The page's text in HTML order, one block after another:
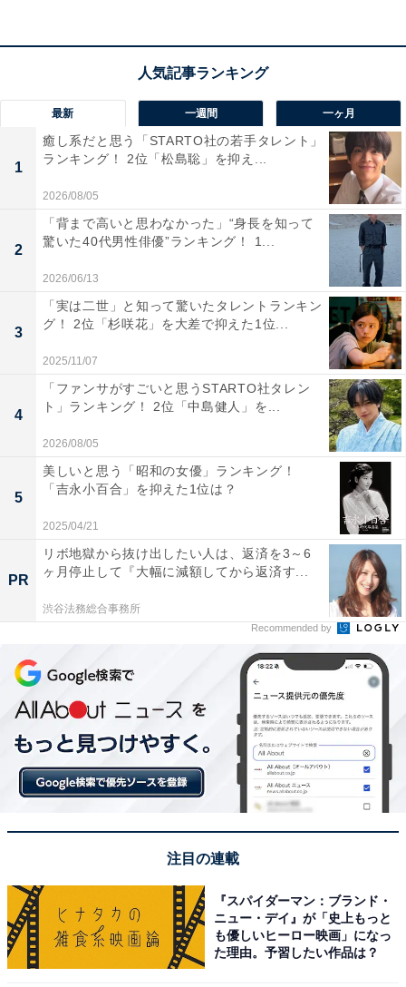
回答者からは、「だが、情熱はある、で演じた山里さん
が本当に似ていてびっくりしました」（埼玉県／30代女
性）、「自然体な演技で、出演した作品ごとに役柄をこ
なしている」（神奈川県／20代女性）、「役に合わせて
体型を変えたり、顔つきも変わり上手いと思います」
（熊本県／40代女性）などのコメントが寄せられまし
た。
1位：松村北斗
最新 一週間 一ヶ月
1
癒し系だと思う「STARTO社の若手タレント」
ランキング！ 2位「松島聡」を抑え...
2026/08/05
2
「背まで高いと思わなかった」“身長を知って
驚いた40代男性俳優”ランキング！ 1...
2026/06/13
3
「実は二世」と知って驚いたタレントランキン
グ！ 2位「杉咲花」を大差で抑えた1位...
2025/11/07
4
「ファンサがすごいと思うSTARTO社タレン
ト」ランキング！ 2位「中島健人」を...
2026/08/05
5
美しいと思う「昭和の女優」ランキング！
「吉永小百合」を抑えた1位は？
2025/04/21
PR
リボ地獄から抜け出したい人は、返済を3～6
ヶ月停止して『大幅に減額してから返済す...
渋谷法務総合事務所
Recommended by
注目の連載
『スパイダーマン：ブランド・
ニュー・デイ』が「史上もっと
も優しいヒーロー映画」になっ
た理由。予習したい作品は？